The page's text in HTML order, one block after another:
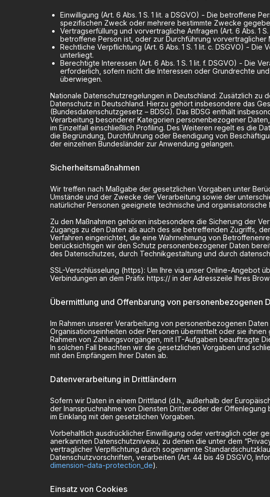
Einwilligung (Art. 6 Abs. 1 S. 1 lit. a DSGVO) - Die betroffene
spezifischen Zweck oder mehrere bestimmte Zwecke
Vertragserfüllung und vorvertragliche Anfragen (Art. 6 Abs. 1
betroffene Person ist, oder zur Durchführung
Rechtliche Verpflichtung (Art. 6 Abs. 1 S. 1 lit. c. DSGVO) -
unterliegt.
Berechtigte Interessen (Art. 6 Abs. 1 S. 1 lit. f. DSGVO) - Die
erforderlich, sofern nicht die Interessen oder Grundrechte
überwiegen.
Nationale Datenschutzregelungen in Deutschland: Zusätzlich
Datenschutz in Deutschland. Hierzu gehört insbesondere das
(Bundesdatenschutzgesetz – BDSG). Das BDSG enthält
Verarbeitung besonderer Kategorien personenbezogener
im Einzelfall einschließlich Profiling. Des Weiteren regelt es die
die Begründung, Durchführung oder Beendigung von
der einzelnen Bundesländer zur Anwendung gelangen.
Sicherheitsmaßnahmen
Wir treffen nach Maßgabe der gesetzlichen Vorgaben unter
Umstände und der Zwecke der Verarbeitung sowie der
natürlicher Personen geeignete technische und
Zu den Maßnahmen gehören insbesondere die Sicherung der
Zugangs zu den Daten als auch des sie betreffenden Zugriffs,
Verfahren eingerichtet, die eine Wahrnehmung von
berücksichtigen wir den Schutz personenbezogener Daten
des Datenschutzes, durch Technikgestaltung und durch
SSL-Verschlüsselung (https): Um Ihre via unser Online-Angebot
Verbindungen an dem Präfix https:// in der Adresszeile Ihres
Übermittlung und Offenbarung von personenbezogenen
Im Rahmen unserer Verarbeitung von personenbezogenen
Organisationseinheiten oder Personen übermittelt oder sie
Rahmen von Zahlungsvorgängen, mit IT-Aufgaben beauftragte
In solchen Fall beachten wir die gesetzlichen Vorgaben und
mit den Empfängern Ihrer Daten ab.
Datenverarbeitung in Drittländern
Sofern wir Daten in einem Drittland (d.h., außerhalb der
der Inanspruchnahme von Diensten Dritter oder der
im Einklang mit den gesetzlichen Vorgaben.
Vorbehaltlich ausdrücklicher Einwilligung oder vertraglich oder
anerkannten Datenschutzniveau, zu denen die unter dem
vertraglicher Verpflichtung durch sogenannte
Datenschutzvorschriften, verarbeiten (Art. 44 bis 49 DSGVO,
dimension-data-protection_de).
Einsatz von Cookies